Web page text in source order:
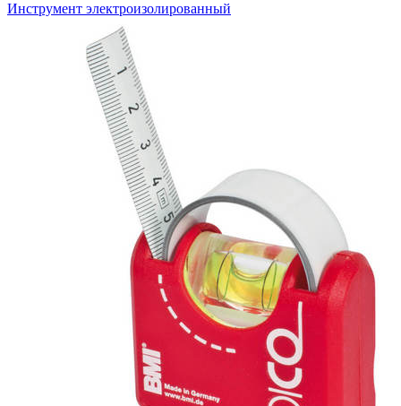
Инструмент электроизолированный